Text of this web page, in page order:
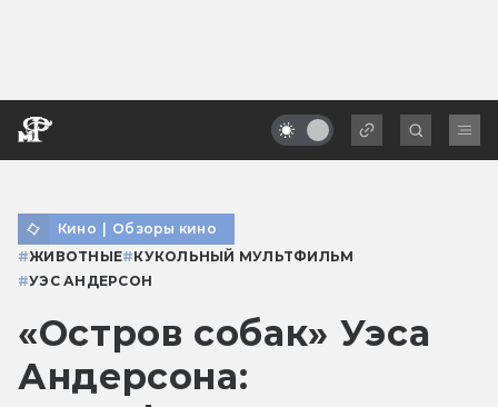
Кино | Обзоры кино
#ЖИВОТНЫЕ#КУКОЛЬНЫЙ МУЛЬТФИЛЬМ
#УЭС АНДЕРСОН
«Остров собак» Уэса
Андерсона: